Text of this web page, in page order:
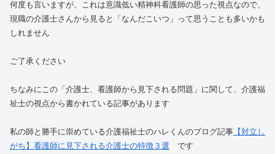
何度も言いますが、これは意識低い精神科看護師の思った視点なので、
現職の介護士さんから見ると「なんだこいつ」って思うことも多いかも
しれません
ご了承ください
ちなみにこの「介護士、看護師から見下される問題」に関して、介護福
祉士の視点から書かれている記事があります
私の師と勝手に崇めている介護福祉士のハレくんのブログ記事 【対立し
がち】看護師に見下される介護士の特徴３選 です